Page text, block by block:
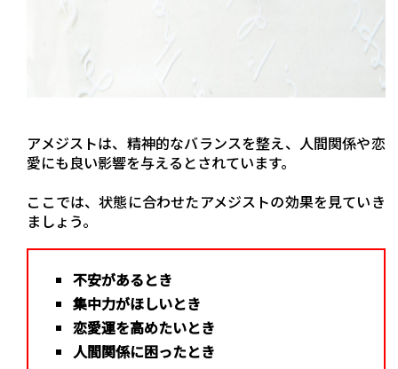
アメジストは、精神的なバランスを整え、人間関係や恋
愛にも良い影響を与えるとされています。
ここでは、状態に合わせたアメジストの効果を見ていき
ましょう。
不安があるとき
集中力がほしいとき
恋愛運を高めたいとき
人間関係に困ったとき